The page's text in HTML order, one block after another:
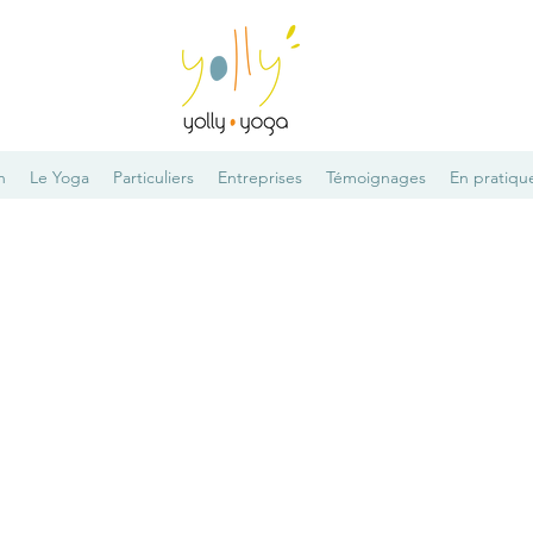
Le Yoga Particuliers Entreprises Témoignages En